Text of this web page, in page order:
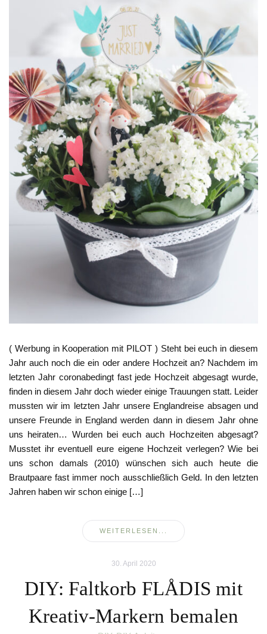
( Werbung in Kooperation mit PILOT ) Steht bei euch in diesem
Jahr auch noch die ein oder andere Hochzeit an? Nachdem im
letzten Jahr coronabedingt fast jede Hochzeit abgesagt wurde,
finden in diesem Jahr doch wieder einige Trauungen statt. Leider
mussten wir im letzten Jahr unsere Englandreise absagen und
unsere Freunde in England werden dann in diesem Jahr ohne
uns heiraten… Wurden bei euch auch Hochzeiten abgesagt?
Musstet ihr eventuell eure eigene Hochzeit verlegen? Wie bei
uns schon damals (2010) wünschen sich auch heute die
Brautpaare fast immer noch ausschließlich Geld. In den letzten
Jahren haben wir schon einige […]
WEITERLESEN...
30. April 2020
DIY: Faltkorb FLÅDIS mit
Kreativ-Markern bemalen